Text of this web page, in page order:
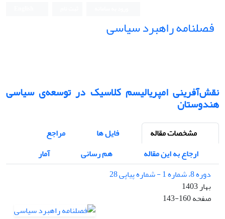
فصلنامه راهبرد سیاسی
نقش‌آفرینی امپریالیسم کلاسیک در توسعه‌ی سیاسی
هندوستان
مشخصات مقاله فایل ها
مراجع
ارجاع به این مقاله
هم رسانی
آمار
دوره 8، شماره 1 - شماره پیاپی 28
بهار 1403
صفحه143-160